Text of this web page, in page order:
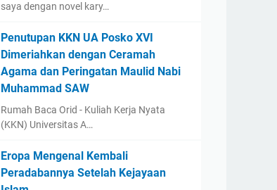
saya dengan novel kary…
Penutupan KKN UA Posko XVI
Dimeriahkan dengan Ceramah
Agama dan Peringatan Maulid Nabi
Muhammad SAW
Rumah Baca Orid - Kuliah Kerja Nyata
(KKN) Universitas A…
Eropa Mengenal Kembali
Peradabannya Setelah Kejayaan